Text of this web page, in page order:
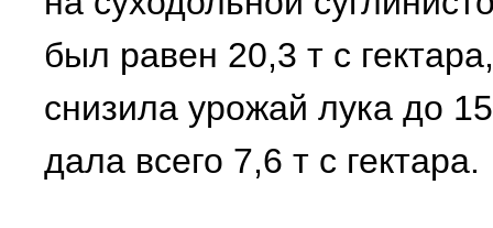
был равен 20,3 т с
снизила урожай лука до
дала всего 7,6 т с гектара.